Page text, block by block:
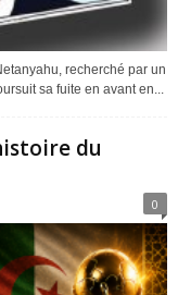
recherché par un
sa fuite en avant en...
du
0